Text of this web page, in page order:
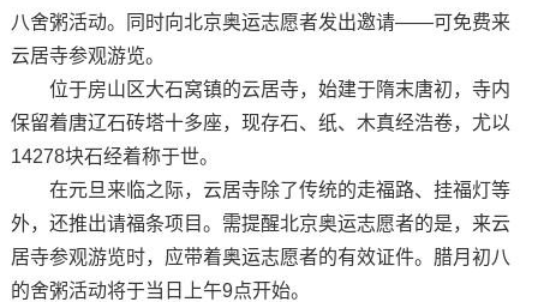
八舍粥活动。同时向北京奥运志愿者发出邀请——可免费来
云居寺参观游览。
位于房山区大石窝镇的云居寺，始建于隋末唐初，寺内
保留着唐辽石砖塔十多座，现存石、纸、木真经浩卷，尤以
14278块石经着称于世。
在元旦来临之际，云居寺除了传统的走福路、挂福灯等
外，还推出请福条项目。需提醒北京奥运志愿者的是，来云
居寺参观游览时，应带着奥运志愿者的有效证件。腊月初八
的舍粥活动将于当日上午9点开始。